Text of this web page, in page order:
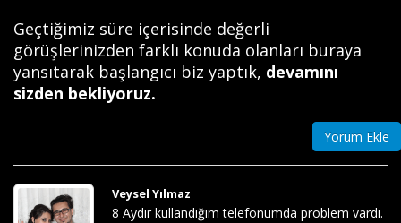
Geçtiğimiz süre içerisinde değerli
görüşlerinizden farklı konuda olanları buraya
yansıtarak başlangıcı biz yaptık, devamını
sizden bekliyoruz.
Yorum Ekle
Veysel Yılmaz
8 Aydır kullandığım telefonumda problem vardı.